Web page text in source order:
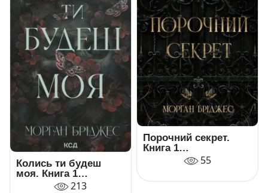
Колись ти будеш
моя. Книга 1
(Підкорити її)
213
Порочний секрет.
Книга 1
(Обсидіановий
55